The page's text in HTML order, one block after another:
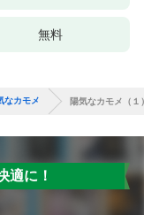
無料
なカモメ 陽気なカモメ（１
適に！